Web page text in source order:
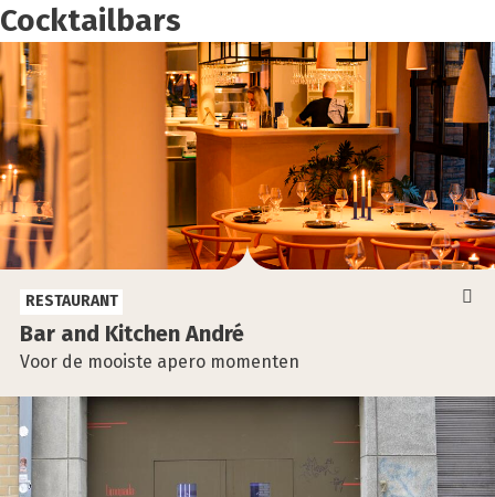
Cocktailbars
Bar and Kit­chen André
Voor de mooiste apero momenten
RESTAURANT